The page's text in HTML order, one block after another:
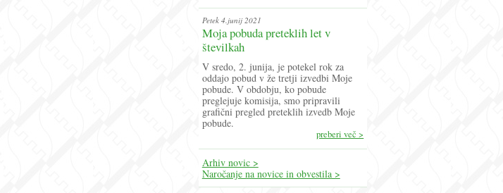
Petek 4.junij 2021
Moja pobuda preteklih let v
številkah
V sredo, 2. junija, je potekel rok za
oddajo pobud v že tretji izvedbi Moje
pobude. V obdobju, ko pobude
preglejuje komisija, smo pripravili
grafični pregled preteklih izvedb Moje
pobude.
preberi več >
Arhiv novic >
Naročanje na novice in obvestila >